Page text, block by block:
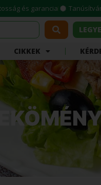
és garancia
CIKKEK